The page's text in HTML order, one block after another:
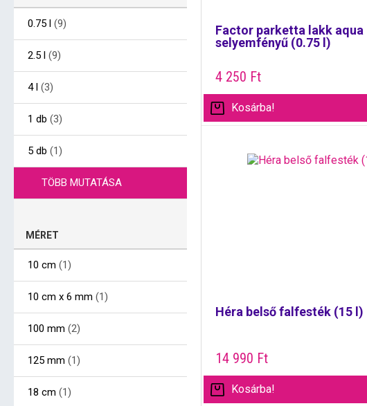
0.75 l (9)
2.5 l (9)
4 l (3)
1 db (3)
5 db (1)
TÖBB MUTATÁSA
MÉRET
10 cm (1)
10 cm x 6 mm (1)
100 mm (2)
125 mm (1)
18 cm (1)
Factor parketta lakk aqua
selyemfényű (0.75 l)
4 250 Ft
Kosárba!
Héra belső falfesték (15 l)
14 990 Ft
Kosárba!